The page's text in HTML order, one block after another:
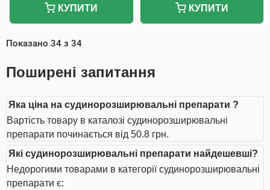
КУПИТИ КУПИТИ
Показано 34 з 34
Поширені запитання
Яка ціна на судинорозширювальні препарати ?
Вартість товару в каталозі судинорозширювальні
препарати починається від 50.8 грн.
Які судинорозширювальні препарати найдешевші?
Недорогими товарами в категорії судинорозширювальні
препарати є: